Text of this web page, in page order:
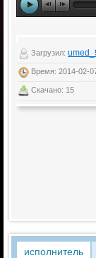
Загрузил:
Время: 2014-02-
Скачано: 15
исполнитель